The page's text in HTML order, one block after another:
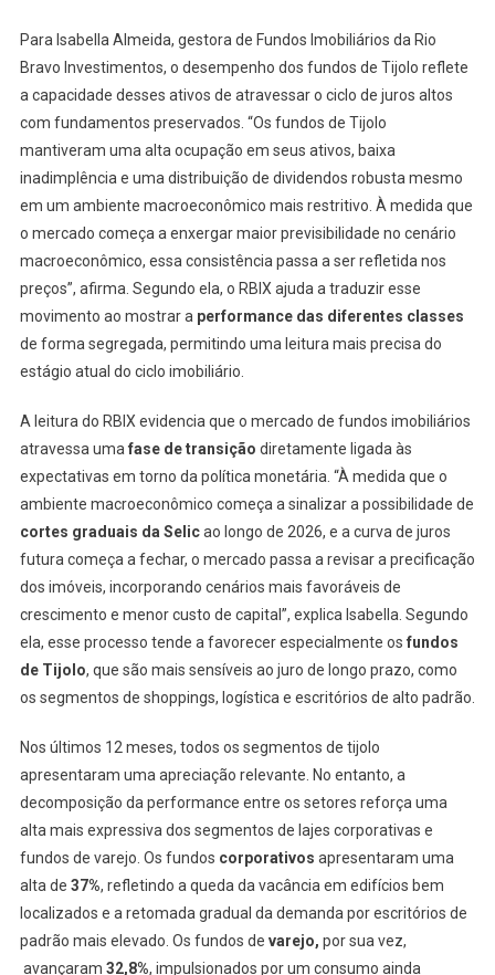
Para Isabella Almeida, gestora de Fundos Imobiliários da Rio
Bravo Investimentos, o desempenho dos fundos de Tijolo reflete
a capacidade desses ativos de atravessar o ciclo de juros altos
com fundamentos preservados. “Os fundos de Tijolo
mantiveram uma alta ocupação em seus ativos, baixa
inadimplência e uma distribuição de dividendos robusta mesmo
em um ambiente macroeconômico mais restritivo. À medida que
o mercado começa a enxergar maior previsibilidade no cenário
macroeconômico, essa consistência passa a ser refletida nos
preços”, afirma. Segundo ela, o RBIX ajuda a traduzir esse
movimento ao mostrar a performance das diferentes classes
de forma segregada, permitindo uma leitura mais precisa do
estágio atual do ciclo imobiliário.
A leitura do RBIX evidencia que o mercado de fundos imobiliários
atravessa uma fase de transição diretamente ligada às
expectativas em torno da política monetária. “À medida que o
ambiente macroeconômico começa a sinalizar a possibilidade de
cortes graduais da Selicao longo de 2026, e a curva de juros
futura começa a fechar, o mercado passa a revisar a precificação
dos imóveis, incorporando cenários mais favoráveis de
crescimento e menor custo de capital”, explica Isabella. Segundo
ela, esse processo tende a favorecer especialmente os fundos
de Tijolo, que são mais sensíveis ao juro de longo prazo, como
os segmentos de shoppings, logística e escritórios de alto padrão.
Nos últimos 12 meses, todos os segmentos de tijolo
apresentaram uma apreciação relevante. No entanto, a
decomposição da performance entre os setores reforça uma
alta mais expressiva dos segmentos de lajes corporativas e
fundos de varejo. Os fundos corporativos apresentaram uma
alta de 37%, refletindo a queda da vacância em edifícios bem
localizados e a retomada gradual da demanda por escritórios de
padrão mais elevado. Os fundos de varejo, por sua vez,
avançaram 32,8%, impulsionados por um consumo ainda